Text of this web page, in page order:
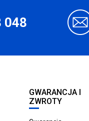
048
GWARANCJA I
ZWROTY